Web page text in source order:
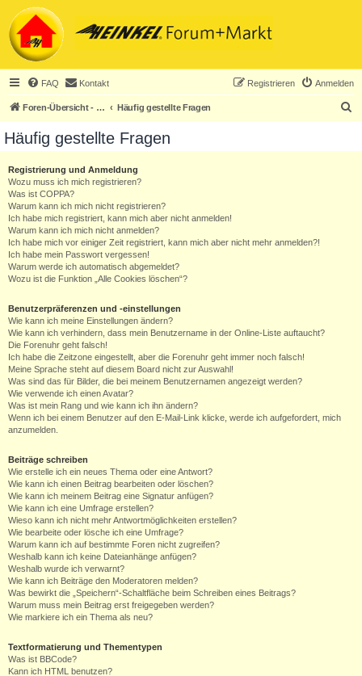
FAQ Kontakt Anmelden
Registrieren
Foren-Übersicht - ACHTUNG! Neuregistrierung nur noch für Heinkel-Club-Mitglieder! Häufig gestellte Fragen
Häufig gestellte Fragen
Registrierung und Anmeldung
Wozu muss ich mich registrieren?
Was ist COPPA?
Warum kann ich mich nicht registrieren?
Ich habe mich registriert, kann mich aber nicht anmelden!
Warum kann ich mich nicht anmelden?
Ich habe mich vor einiger Zeit registriert, kann mich aber nicht mehr anmelden?!
Ich habe mein Passwort vergessen!
Warum werde ich automatisch abgemeldet?
Wozu ist die Funktion „Alle Cookies löschen“?
Benutzerpräferenzen und -einstellungen
Wie kann ich meine Einstellungen ändern?
Wie kann ich verhindern, dass mein Benutzername in der Online-Liste auftaucht?
Die Forenuhr geht falsch!
Ich habe die Zeitzone eingestellt, aber die Forenuhr geht immer noch falsch!
Meine Sprache steht auf diesem Board nicht zur Auswahl!
Was sind das für Bilder, die bei meinem Benutzernamen angezeigt werden?
Wie verwende ich einen Avatar?
Was ist mein Rang und wie kann ich ihn ändern?
Wenn ich bei einem Benutzer auf den E-Mail-Link klicke, werde ich aufgefordert, mich
anzumelden.
Beiträge schreiben
Wie erstelle ich ein neues Thema oder eine Antwort?
Wie kann ich einen Beitrag bearbeiten oder löschen?
Wie kann ich meinem Beitrag eine Signatur anfügen?
Wie kann ich eine Umfrage erstellen?
Wieso kann ich nicht mehr Antwortmöglichkeiten erstellen?
Wie bearbeite oder lösche ich eine Umfrage?
Warum kann ich auf bestimmte Foren nicht zugreifen?
Weshalb kann ich keine Dateianhänge anfügen?
Weshalb wurde ich verwarnt?
Wie kann ich Beiträge den Moderatoren melden?
Was bewirkt die „Speichern“-Schaltfläche beim Schreiben eines Beitrags?
Warum muss mein Beitrag erst freigegeben werden?
Wie markiere ich ein Thema als neu?
Textformatierung und Thementypen
Was ist BBCode?
Kann ich HTML benutzen?